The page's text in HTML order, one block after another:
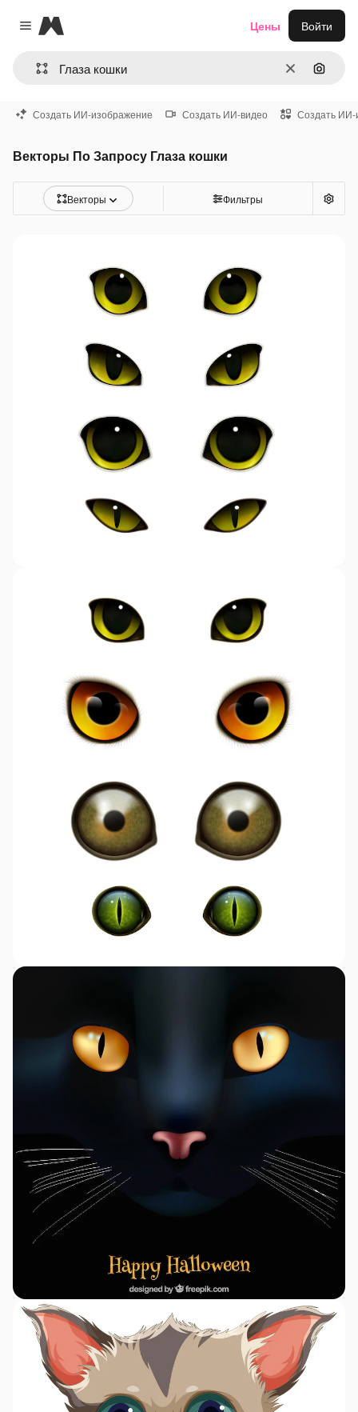
Close menu
Magnific
ОчиститьПоиск
Цены Войти
Создать ИИ-изображение Создать ИИ-видео Создать ИИ-
Векторы По Запросу Глаза кошки
Векторы Фильтры